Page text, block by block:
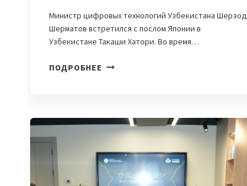
Министр цифровых технологий Узбекистана Шерзод
Шерматов встретился с послом Японии в
Узбекистане Такаши Хатори. Во время…
ПОДРОБНЕЕ УЗБЕКИСТАН
ПЕРСПЕКТИВЫ
РАСШИРЕНИЯ
В
ОБЛАСТИ